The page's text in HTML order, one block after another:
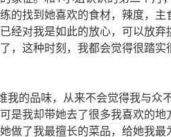
的找到她喜欢的食材，辣度，
经对我是如此的放心，可以放弃
，这种时刻，我都会觉得很踏
我的品味，从来不会觉得我与众
是我却带她去了很多我喜欢的地
做了我最擅长的菜品，给她我最